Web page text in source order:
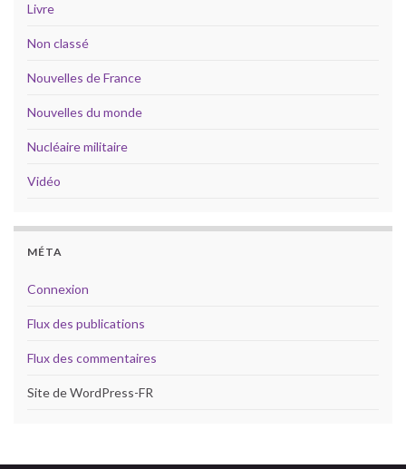
Livre
Non classé
Nouvelles de France
Nouvelles du monde
Nucléaire militaire
Vidéo
MÉTA
Connexion
Flux des publications
Flux des commentaires
Site de WordPress-FR